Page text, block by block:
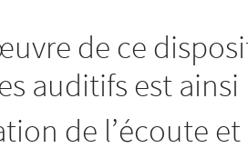
de ce
auditifs est
de l’écoute